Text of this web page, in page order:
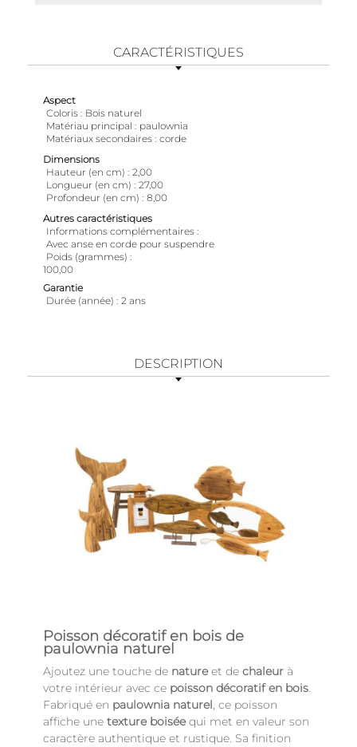
CARACTÉRISTIQUES
Aspect
Coloris
Bois naturel
Matériau principal
paulownia
Matériaux secondaires corde
Dimensions
Hauteur (en cm)
2,00
Longueur (en cm)
27,00
Profondeur (en cm)
8,00
Autres caractéristiques
Informations complémentaires
Avec anse en corde pour suspendre
Poids (grammes)
100,00
Garantie
Durée (année)
2 ans
DESCRIPTION
Poisson décoratif en bois de
paulownia naturel
Ajoutez une touche de natureet de chaleur à
votre intérieur avec ce poisson décoratif en bois.
Fabriqué en paulownia naturel, ce poisson
affiche une texture boiséequi met en valeur son
caractère authentique et rustique. Sa finition